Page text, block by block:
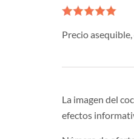
Precio
La imagen del
efectos